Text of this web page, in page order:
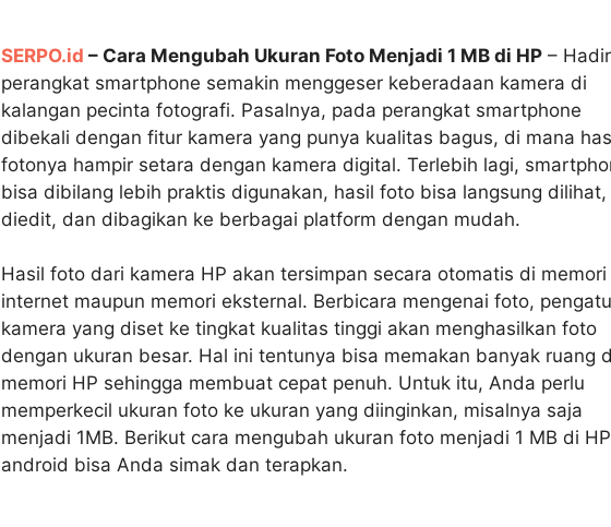
SERPO.id – Cara Mengubah Ukuran Foto Menjadi 1 MB di HP –
perangkat smartphone semakin menggeser keberadaan kamera di
kalangan pecinta fotografi. Pasalnya, pada perangkat smartphone
dibekali dengan fitur kamera yang punya kualitas bagus, di mana
fotonya hampir setara dengan kamera digital. Terlebih lagi,
bisa dibilang lebih praktis digunakan, hasil foto bisa langsung dilihat,
diedit, dan dibagikan ke berbagai platform dengan mudah.
Hasil foto dari kamera HP akan tersimpan secara otomatis di memori
internet maupun memori eksternal. Berbicara mengenai foto,
kamera yang diset ke tingkat kualitas tinggi akan menghasilkan foto
dengan ukuran besar. Hal ini tentunya bisa memakan banyak ruang
memori HP sehingga membuat cepat penuh. Untuk itu, Anda perlu
memperkecil ukuran foto ke ukuran yang diinginkan, misalnya saja
menjadi 1MB. Berikut cara mengubah ukuran foto menjadi 1 MB di HP
android bisa Anda simak dan terapkan.